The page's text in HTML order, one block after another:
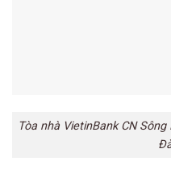
Tòa nhà VietinBank CN